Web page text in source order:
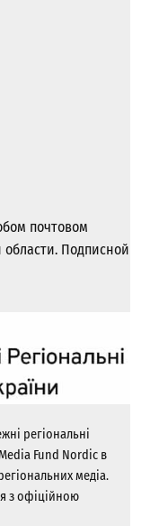
почтовом
Подписной
регіональні
Fund Nordic в
медіа.
з офіційною